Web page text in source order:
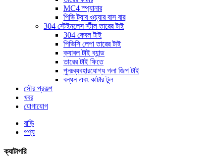
MC4 স্প্যানার
পিভি ট্যাব ওয়্যার বাস বার
304 স্টেইনলেস স্টীল তারের টাই
304 কেবল টাই
পিভিসি লেপা তারের টাই
ক্যাবল টাই ব্যান্ড
তারের টাই ফিতে
পুনঃব্যবহারযোগ্য গলা জিপ টাই
বন্ধন এবং কাটার টুল
সৌর প্রকল্প
খবর
যোগাযোগ
বাড়ি
পণ্য
ক্যাটাগরি